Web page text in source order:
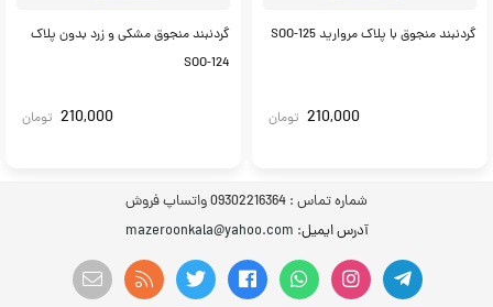
گردنبند منجوق با پلاک مروارید SOO-125
210,000 تومان
گردنبند منجوق مشکی و زرد بدون پلاک
SOO-124
210,000 تومان
شماره تماس : 09302216364 واتساپ فروش
آدرس ایمیل: mazeroonkala@yahoo.com